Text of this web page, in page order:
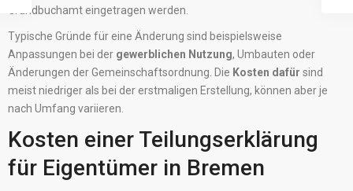
Grundbuchamt eingetragen werden.
Typische Gründe für eine Änderung sind beispielsweise
Anpassungen bei der gewerblichen Nutzung, Umbauten oder
Änderungen der Gemeinschaftsordnung. Die Kosten dafür sind
meist niedriger als bei der erstmaligen Erstellung, können aber je
nach Umfang variieren.
Kosten einer Teilungserklärung
für Eigentümer in Bremen